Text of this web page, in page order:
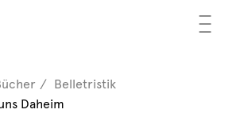
—
—
—
Belletristik
Daheim